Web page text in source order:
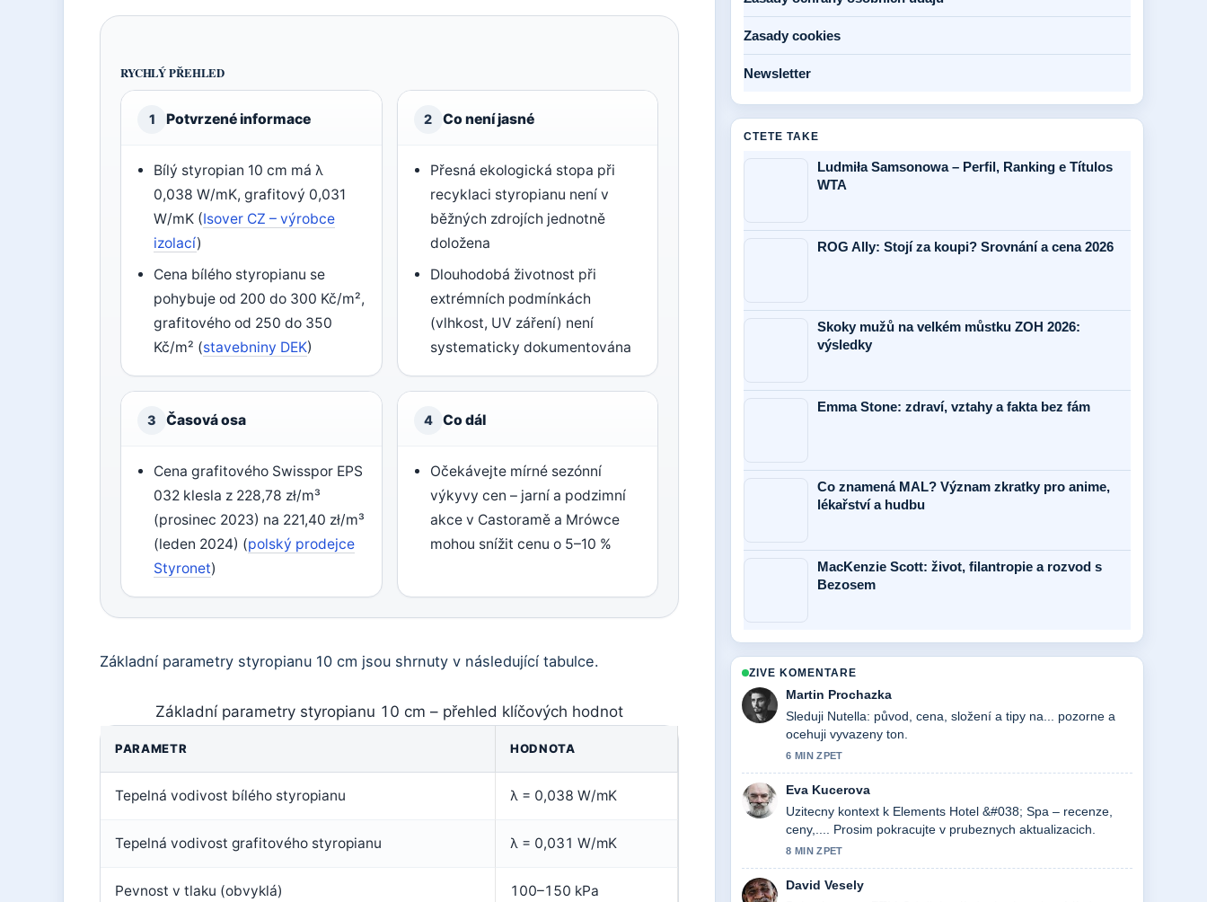
RYCHLÝ PŘEHLED
1 Potvrzené informace
Bílý styropian 10 cm má λ
0,038 W/mK, grafitový 0,031
W/mK (Isover CZ – výrobce
izolací)
Cena bílého styropianu se
pohybuje od 200 do 300 Kč/m²,
grafitového od 250 do 350
Kč/m² (stavebniny DEK)
2 Co není jasné
Přesná ekologická stopa při
recyklaci styropianu není v
běžných zdrojích jednotně
doložena
Dlouhodobá životnost při
extrémních podmínkách
(vlhkost, UV záření) není
systematicky dokumentována
3 Časová osa
Cena grafitového Swisspor EPS
032 klesla z 228,78 zł/m³
(prosinec 2023) na 221,40 zł/m³
(leden 2024) (polský prodejce
Styronet)
4 Co dál
Očekávejte mírné sezónní
výkyvy cen – jarní a podzimní
akce v Castoramě a Mrówce
mohou snížit cenu o 5–10 %
Základní parametry styropianu 10 cm jsou shrnuty v následující tabulce.
Základní parametry styropianu 10 cm – přehled klíčových hodnot
PARAMETR HODNOTA
Tepelná vodivost bílého styropianu λ = 0,038 W/mK
Tepelná vodivost grafitového styropianu λ = 0,031 W/mK
Pevnost v tlaku (obvyklá) 100–150 kPa
Zasady cookies
Newsletter
CTETE TAKE
Ludmiła Samsonowa – Perfil, Ranking e Títulos
WTA
ROG Ally: Stojí za koupi? Srovnání a cena 2026
Skoky mužů na velkém můstku ZOH 2026:
výsledky
Emma Stone: zdraví, vztahy a fakta bez fám
Co znamená MAL? Význam zkratky pro anime,
lékařství a hudbu
MacKenzie Scott: život, filantropie a rozvod s
Bezosem
ZIVE KOMENTARE
Martin Prochazka
Sleduji Nutella: původ, cena, složení a tipy na... pozorne a
ocehuji vyvazeny ton.
6 MIN ZPET
Eva Kucerova
Uzitecny kontext k Elements Hotel &#038; Spa – recenze,
ceny,.... Prosim pokracujte v prubeznych aktualizacich.
8 MIN ZPET
David Vesely